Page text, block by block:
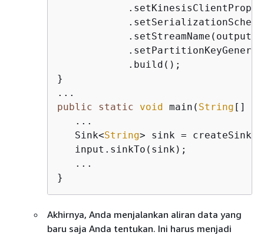
            .build();
}
public
static void main( String []
   ...
   Sink<
String> sink =
   input.sinkTo(sink);
   ...
}
Akhirnya, Anda menjalankan aliran data yang
baru saja Anda tentukan. Ini harus menjadi